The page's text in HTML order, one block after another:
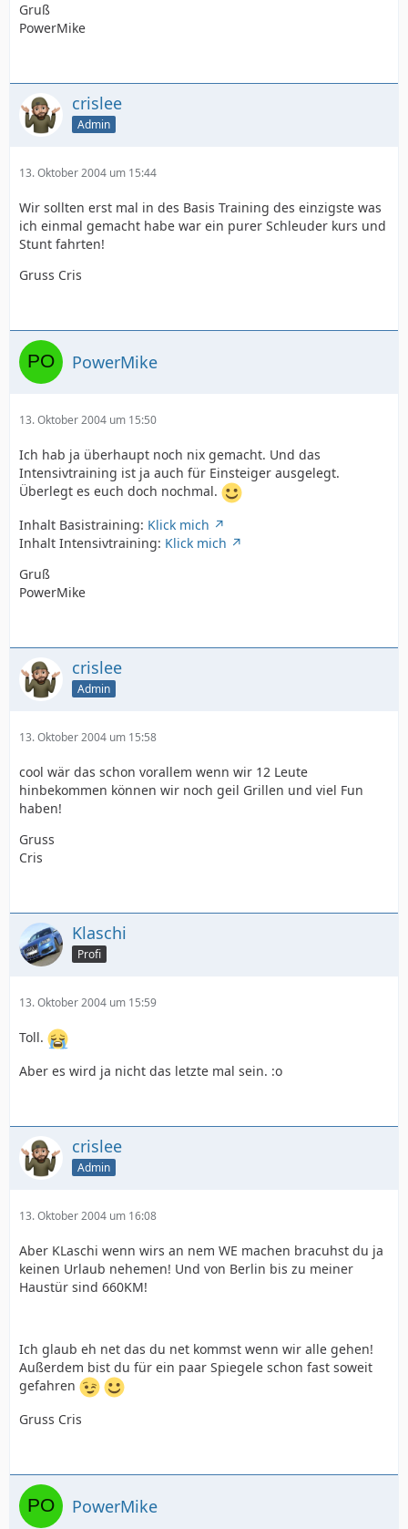
Gruß
PowerMike
crislee
Admin
13. Oktober 2004 um 15:44
Wir sollten erst mal in des Basis Training des einzigste was
ich einmal gemacht habe war ein purer Schleuder kurs und
Stunt fahrten!
Gruss Cris
PowerMike
13. Oktober 2004 um 15:50
Ich hab ja überhaupt noch nix gemacht. Und das
Intensivtraining ist ja auch für Einsteiger ausgelegt.
Überlegt es euch doch nochmal.
Inhalt Basistraining: Klick mich
Inhalt Intensivtraining: Klick mich
Gruß
PowerMike
crislee
Admin
13. Oktober 2004 um 15:58
cool wär das schon vorallem wenn wir 12 Leute
hinbekommen können wir noch geil Grillen und viel Fun
haben!
Gruss
Cris
Klaschi
Profi
13. Oktober 2004 um 15:59
Toll.
Aber es wird ja nicht das letzte mal sein. :o
crislee
Admin
13. Oktober 2004 um 16:08
Aber KLaschi wenn wirs an nem WE machen bracuhst du ja
keinen Urlaub nehemen! Und von Berlin bis zu meiner
Haustür sind 660KM!
Ich glaub eh net das du net kommst wenn wir alle gehen!
Außerdem bist du für ein paar Spiegele schon fast soweit
gefahren
Gruss Cris
PowerMike